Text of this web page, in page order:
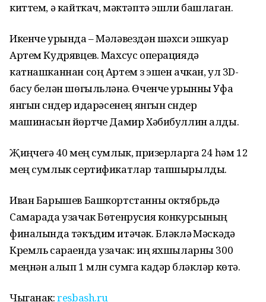
киттем, ә кайткач, мәктәптә эшли башлаган.
Икенче урында – Мәләвездән шәхси эшкуар
Артем Кудрявцев. Махсус операциядә
катнашканнан соң Артем үз эшен ачкан, ул 3D-
басу белән шөгыльләнә. Өченче урынны Уфа
янгын сүндерү идарәсенең янгын сүндерү
машинасын йөртүче Дамир Хәбибуллин алды.
Җиңүчегә 40 мең сумлык, призерларга 24 һәм 12
мең сумлык сертификатлар тапшырылды.
Иван Барышев Башкортстанны октябрьдә
Самарада узачак Бөтенрусия конкурсының
финалында тәкъдим итәчәк. Бүләкләү Мәскәүдә
Кремль сараенда узачак: иң яхшыларны 300
меңнән алып 1 млн сумга кадәр бүләкләр көтә.
Чыганак:resbash.ru